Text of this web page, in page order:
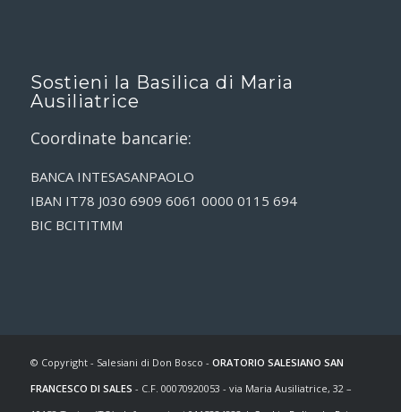
Sostieni la Basilica di Maria
Ausiliatrice
Coordinate bancarie:
BANCA INTESASANPAOLO
IBAN IT78 J030 6909 6061 0000 0115 694
BIC BCITITMM
© Copyright - Salesiani di Don Bosco - ORATORIO SALESIANO SAN
FRANCESCO DI SALES - C.F. 00070920053 - via Maria Ausiliatrice, 32 –